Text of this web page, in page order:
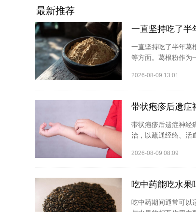
最新推荐
一直坚持吃了半
一直坚持吃了半年葛
等方面。葛根粉作为
2026-08-09 13:01
带状疱疹后遗症
带状疱疹后遗症神经
治，以疏通经络、活
2026-08-09 08:09
吃中药能吃水果
吃中药期间通常可以